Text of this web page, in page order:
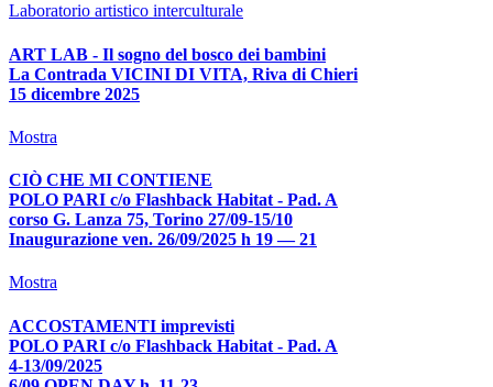
Laboratorio artistico interculturale
ART LAB - Il sogno del bosco dei bambini
La Contrada VICINI DI VITA, Riva di Chieri
15 dicembre 2025
Mostra
CIÒ CHE MI CONTIENE
POLO PARI c/o Flashback Habitat - Pad. A
corso G. Lanza 75, Torino 27/09-15/10
Inaugurazione ven. 26/09/2025 h 19 — 21
Mostra
ACCOSTAMENTI imprevisti
POLO PARI c/o Flashback Habitat - Pad. A
4-13/09/2025